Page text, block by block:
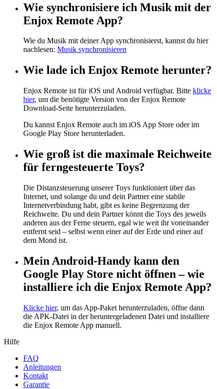
Wie synchronisiere ich Musik mit der
Enjox Remote App?
Wie du Musik mit deiner App synchronisierst, kannst du hier
nachlesen: Musik synchronisieren
Wie lade ich Enjox Remote herunter?
Enjox Remote ist für iOS und Android verfügbar. Bitte klicke
hier, um die benötigte Version von der Enjox Remote
Download-Seite herunterzuladen.
Du kannst Enjox Remote auch im iOS App Store oder im
Google Play Store herunterladen.
Wie groß ist die maximale Reichweite
für ferngesteuerte Toys?
Die Distanzsteuerung unserer Toys funktioniert über das
Internet, und solange du und dein Partner eine stabile
Internetverbindung habt, gibt es keine Begrenzung der
Reichweite. Du und dein Partner könnt die Toys des jeweils
anderen aus der Ferne steuern, egal wie weit ihr voneinander
entfernt seid – selbst wenn einer auf der Erde und einer auf
dem Mond ist.
Mein Android-Handy kann den
Google Play Store nicht öffnen – wie
installiere ich die Enjox Remote App?
Klicke hier, um das App-Paket herunterzuladen, öffne dann
die APK-Datei in der heruntergeladenen Datei und installiere
die Enjox Remote App manuell.
Hilfe
FAQ
Anleitungen
Kontakt
Garantie